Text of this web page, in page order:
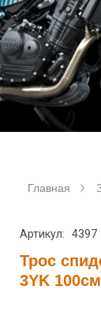
Главная
Артикул: 4397
Трос
3YK 100см